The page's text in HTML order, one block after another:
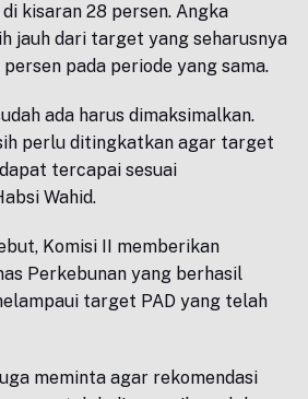
kisaran 28 persen. Angka
jauh dari target yang seharusnya
pada periode yang sama.
ada harus dimaksimalkan.
perlu ditingkatkan agar target
tercapai sesuai
Wahid.
Komisi II memberikan
Perkebunan yang berhasil
target PAD yang telah
meminta agar rekomendasi